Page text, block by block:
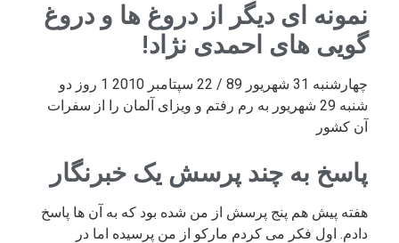
نمونه ای دیگر از دروغ ها و دروغ
گویی های احمدی نژاد!
چهارشنبه 31 شهریور 89 / 22 سپتامبر 2010 1 روز دو
شنبه 29 شهریور به رم رفتم و ویزای آلمان را از سفرات
آن کشور
پاسخ به چند پرسش یک خبرنگار
هفته پیش هم پنج پرسش از من شده بود که به آن ها پاسخ
دادم. اول فکر می کردم مارکو از من پرسیده اما در